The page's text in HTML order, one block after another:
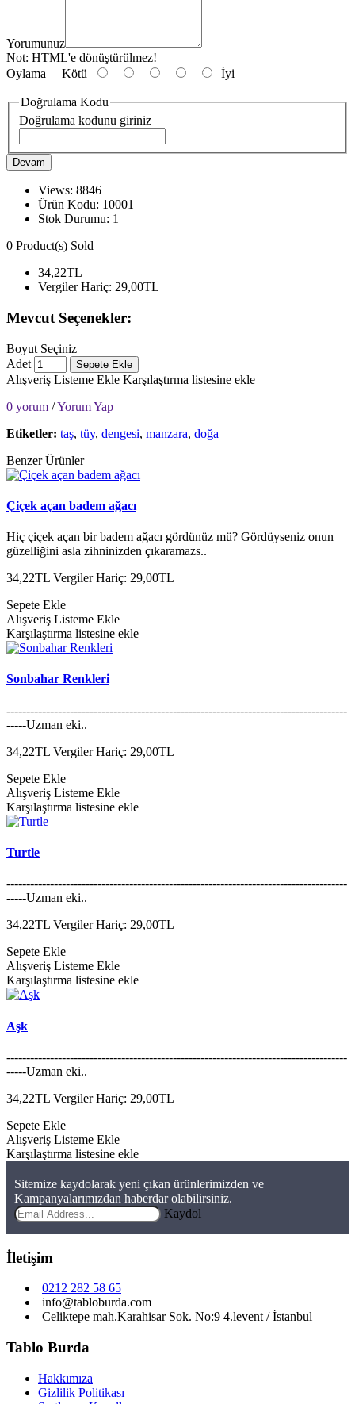
Yorumunuz
Not: HTML'e dönüştürülmez!
Oylama Kötü İyi
Doğrulama Kodu
Doğrulama kodunu giriniz
Devam
Views: 8846
Ürün Kodu: 10001
Stok Durumu: 1
0 Product(s) Sold
34,22TL
Vergiler Hariç: 29,00TL
Mevcut Seçenekler:
Boyut Seçiniz
Adet
Sepete Ekle
Alışveriş Listeme Ekle Karşılaştırma listesine ekle
0 yorum /Yorum Yap
Etiketler: taş, tüy, dengesi, manzara, doğa
Benzer Ürünler
Çiçek açan badem ağacı
Hiç çiçek açan bir badem ağacı gördünüz mü? Gördüyseniz onun
güzelliğini asla zihninizden çıkaramazs..
34,22TL Vergiler Hariç: 29,00TL
Sepete Ekle
Alışveriş Listeme Ekle
Karşılaştırma listesine ekle
Sonbahar Renkleri
--------------------------------------------------------------------------------------
-----Uzman eki..
34,22TL Vergiler Hariç: 29,00TL
Sepete Ekle
Alışveriş Listeme Ekle
Karşılaştırma listesine ekle
Turtle
--------------------------------------------------------------------------------------
-----Uzman eki..
34,22TL Vergiler Hariç: 29,00TL
Sepete Ekle
Alışveriş Listeme Ekle
Karşılaştırma listesine ekle
Aşk
--------------------------------------------------------------------------------------
-----Uzman eki..
34,22TL Vergiler Hariç: 29,00TL
Sepete Ekle
Alışveriş Listeme Ekle
Karşılaştırma listesine ekle
Sitemize kaydolarak yeni çıkan ürünlerimizden ve
Kampanyalarımızdan haberdar olabilirsiniz.
Kaydol
İletişim
0212 282 58 65
info@tabloburda.com
Celiktepe mah.Karahisar Sok. No:9 4.levent / İstanbul
Tablo Burda
Hakkımıza
Gizlilik Politikası